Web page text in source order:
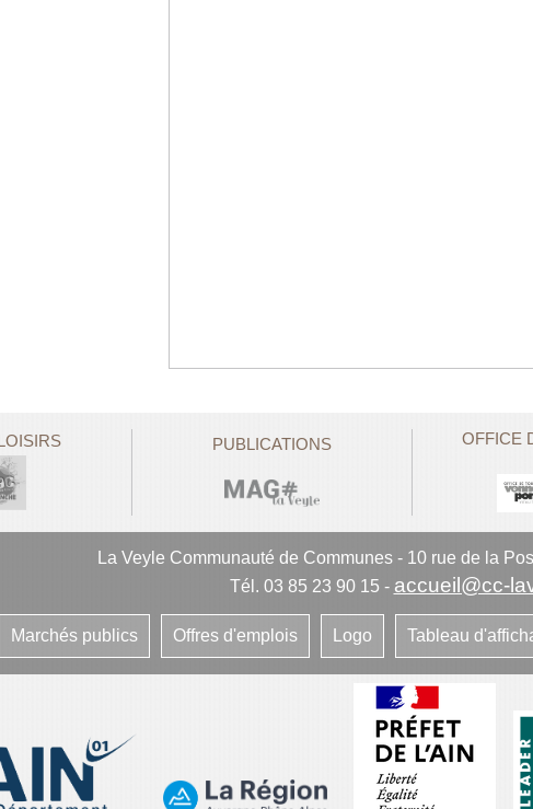
PUBLICATIONS OFFICE
La Veyle Communauté de Communes- 10 rue de la
Tél. 03 85 23 90 15 - accueil@cc-
Marchés publics Offres d'emplois Logo Tableau